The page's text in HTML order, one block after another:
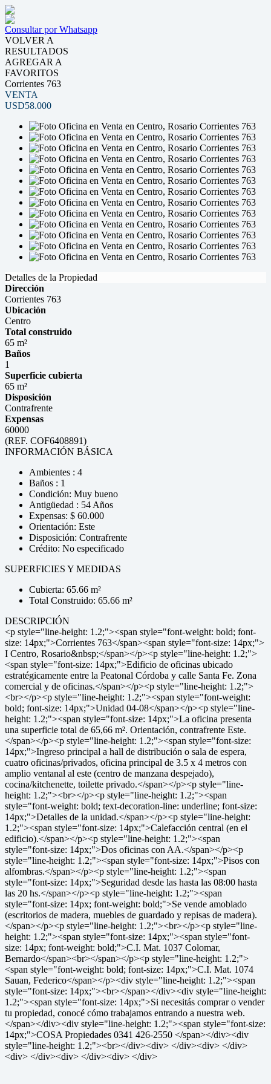
Consultar por Whatsapp
VOLVER A
RESULTADOS
AGREGAR A
FAVORITOS
Corrientes 763
VENTA
USD58.000
Detalles de la Propiedad
Dirección
Corrientes 763
Ubicación
Centro
Total construido
65 m²
Baños
1
Superficie cubierta
65 m²
Disposición
Contrafrente
Expensas
60000
(REF. COF6408891)
INFORMACIÓN BÁSICA
Ambientes : 4
Baños : 1
Condición: Muy bueno
Antigüedad : 54 Años
Expensas: $ 60.000
Orientación: Este
Disposición: Contrafrente
Crédito: No especificado
SUPERFICIES Y MEDIDAS
Cubierta: 65.66 m²
Total Construido: 65.66 m²
DESCRIPCIÓN
<p style="line-height: 1.2;"><span style="font-weight: bold; font-
size: 14px;">Corrientes 763</span><span style="font-size: 14px;">
I Centro, Rosario&nbsp;</span></p><p style="line-height: 1.2;">
<span style="font-size: 14px;">Edificio de oficinas ubicado
estratégicamente entre la Peatonal Córdoba y calle Santa Fe. Zona
comercial y de oficinas.</span></p><p style="line-height: 1.2;">
<br></p><p style="line-height: 1.2;"><span style="font-weight:
bold; font-size: 14px;">Unidad 04-08</span></p><p style="line-
height: 1.2;"><span style="font-size: 14px;">La oficina presenta
una superficie total de 65,66 m². Orientación, contrafrente Este.
</span></p><p style="line-height: 1.2;"><span style="font-size:
14px;">Ingreso principal a hall de distribución o sala de espera,
cuatro oficinas/privados, oficina principal de 3.5 x 4 metros con
amplio ventanal al este (centro de manzana despejado),
cocina/kitchenette, toilette privado.</span></p><p style="line-
height: 1.2;"><br></p><p style="line-height: 1.2;"><span
style="font-weight: bold; text-decoration-line: underline; font-size:
14px;">Detalles de la unidad.</span></p><p style="line-height:
1.2;"><span style="font-size: 14px;">Calefacción central (en el
edificio).</span></p><p style="line-height: 1.2;"><span
style="font-size: 14px;">Dos oficinas con AA.</span></p><p
style="line-height: 1.2;"><span style="font-size: 14px;">Pisos con
alfombras.</span></p><p style="line-height: 1.2;"><span
style="font-size: 14px;">Seguridad desde las hasta las 08:00 hasta
las 20 hs.</span></p><p style="line-height: 1.2;"><span
style="font-size: 14px; font-weight: bold;">Se vende amoblado
(escritorios de madera, muebles de guardado y repisas de madera).
</span></p><p style="line-height: 1.2;"><br></p><p style="line-
height: 1.2;"><span style="font-size: 14px;"><span style="font-
size: 14px; font-weight: bold;">C.I. Mat. 1037 Colomar,
Bernardo</span><br></span></p><p style="line-height: 1.2;">
<span style="font-weight: bold; font-size: 14px;">C.I. Mat. 1074
Sauan, Federico</span></p><div style="line-height: 1.2;"><span
style="font-size: 14px;"><br></span></div><div style="line-height:
1.2;"><span style="font-size: 14px;">Si necesitás comprar o vender
tu propiedad, conocé cómo trabajamos entrando a nuestra web.
</span></div><div style="line-height: 1.2;"><span style="font-size:
14px;">COSA Propiedades 0341 426-2550 </span></div><div
style="line-height: 1.2;"><br></div><div> </div><div> </div>
<div> </div><div> </div><div> </div>